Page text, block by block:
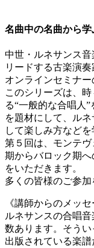
名曲中の名曲から学
中世・ルネサンス
リードする古楽演
オンラインセミナー
このシリーズは、
る“一般的な合唱人
を題材にして、ル
して楽しみ方などを
第５回は、モンテ
期からバロック期
をいただきます。
多くの皆様のご参加
《講師からのメッセ
ルネサンスの合唱
数あります。そう
出版されている楽